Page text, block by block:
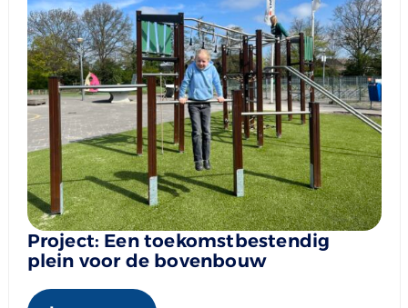
Project: Een toekomstbestendig
plein voor de bovenbouw